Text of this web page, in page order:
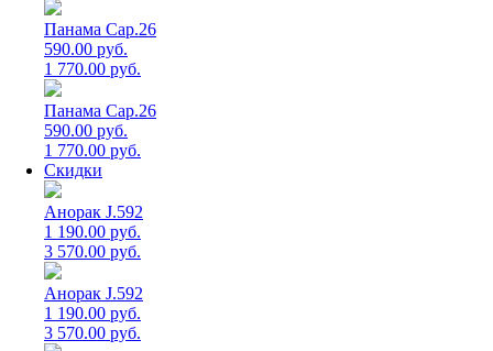
Панама Cap.26
590.00 руб.
1 770.00 руб.
Панама Cap.26
590.00 руб.
1 770.00 руб.
Скидки
Анорак J.592
1 190.00 руб.
3 570.00 руб.
Анорак J.592
1 190.00 руб.
3 570.00 руб.